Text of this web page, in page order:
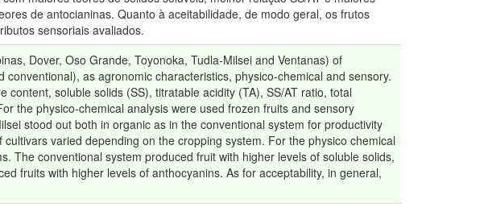
de antocianinas. Quanto à aceitabilidade, de modo geral, os frutos
sensoriais avaliados.
Dover, Oso Grande, Toyonoka, Tudla-Milsei and Ventanas) of
as agronomic characteristics, physico-chemical and sensory.
soluble solids (SS), titratable acidity (TA), SS/AT ratio, total
the physico-chemical analysis were used frozen fruits and sensory
stood out both in organic as in the conventional system for productivity
varied depending on the cropping system. For the physico chemical
The conventional system produced fruit with higher levels of soluble solids,
fruits with higher levels of anthocyanins. As for acceptability, in general,